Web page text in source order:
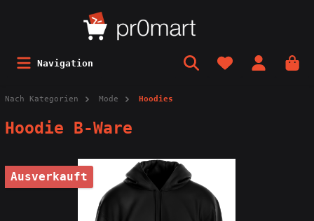
Navigation
Nach Kategorien Mode Hoodies
Hoodie B-Ware
Ausverkauft